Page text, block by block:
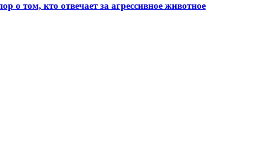
о том, кто отвечает за агрессивное животное